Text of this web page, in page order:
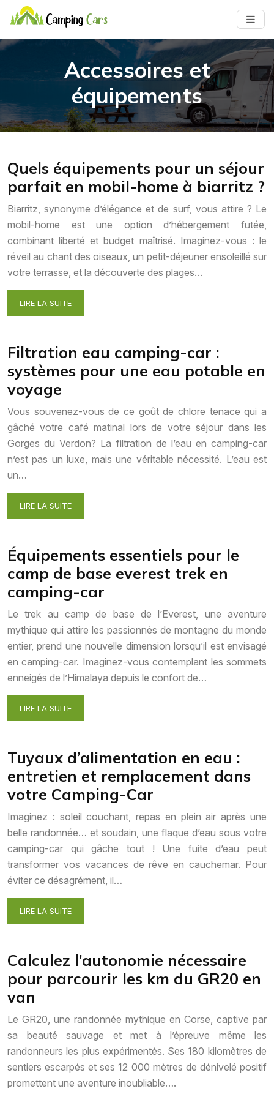
Accessoires et
équipements
Quels équipements pour un séjour
parfait en mobil-home à biarritz ?
Biarritz, synonyme d’élégance et de surf, vous attire ? Le
mobil-home est une option d’hébergement futée,
combinant liberté et budget maîtrisé. Imaginez-vous : le
réveil au chant des oiseaux, un petit-déjeuner ensoleillé sur
votre terrasse, et la découverte des plages…
LIRE LA SUITE
Filtration eau camping-car :
systèmes pour une eau potable en
voyage
Vous souvenez-vous de ce goût de chlore tenace qui a
gâché votre café matinal lors de votre séjour dans les
Gorges du Verdon? La filtration de l’eau en camping-car
n’est pas un luxe, mais une véritable nécessité. L’eau est
un…
LIRE LA SUITE
Équipements essentiels pour le
camp de base everest trek en
camping-car
Le trek au camp de base de l’Everest, une aventure
mythique qui attire les passionnés de montagne du monde
entier, prend une nouvelle dimension lorsqu’il est envisagé
en camping-car. Imaginez-vous contemplant les sommets
enneigés de l’Himalaya depuis le confort de…
LIRE LA SUITE
Tuyaux d’alimentation en eau :
entretien et remplacement dans
votre Camping-Car
Imaginez : soleil couchant, repas en plein air après une
belle randonnée… et soudain, une flaque d’eau sous votre
camping-car qui gâche tout ! Une fuite d’eau peut
transformer vos vacances de rêve en cauchemar. Pour
éviter ce désagrément, il…
LIRE LA SUITE
Calculez l’autonomie nécessaire
pour parcourir les km du GR20 en
van
Le GR20, une randonnée mythique en Corse, captive par
sa beauté sauvage et met à l’épreuve même les
randonneurs les plus expérimentés. Ses 180 kilomètres de
sentiers escarpés et ses 12 000 mètres de dénivelé positif
promettent une aventure inoubliable….